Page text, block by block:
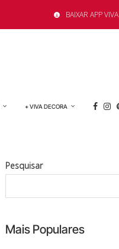
BAIXAR APP VIVA
+ VIVA DECORA
Pesquisar
Mais Populares